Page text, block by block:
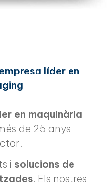
líder en
en maquinària
de 25 anys
i solucions de
. Els nostres